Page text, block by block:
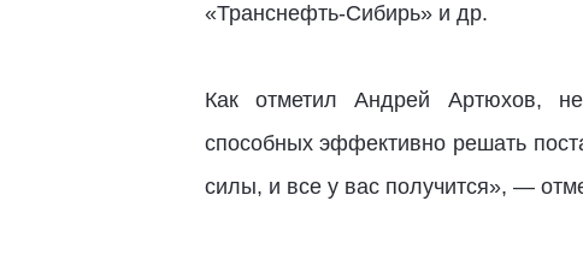
«Транснефть-Сибирь» и др.
Как отметил Андрей Артюхов,
способных эффективно решать
силы, и все у вас получится», —